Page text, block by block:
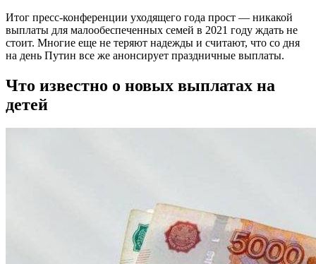
Итог пресс-конференции уходящего года прост — никакой
выплаты для малообеспеченных семей в 2021 году ждать не
стоит. Многие еще не теряют надежды и считают, что со дня
на день Путин все же анонсирует праздничные выплаты.
Что известно о новых выплатах на
детей